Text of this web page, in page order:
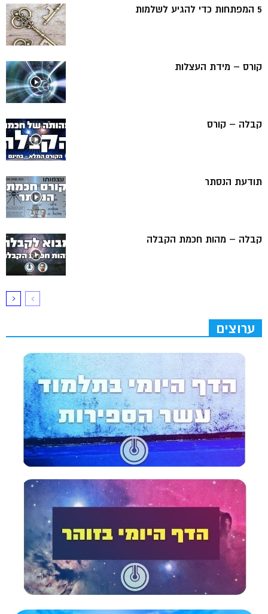
5 המפתחות כדי להגיע לשלמות
קורס – מידת העצלות
קבלה – קורס
תודעת הנסתר
קבלה – מהות חכמת הקבלה
ערוצים